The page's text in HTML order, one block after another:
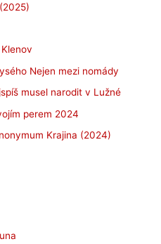
Nejen mezi nomády
musel narodit v Lužné
perem 2024
Krajina (2024)